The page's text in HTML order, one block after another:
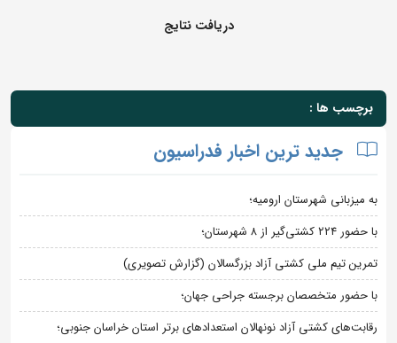
دریافت نتایج
برچسب ها :
جدید ترین اخبار فدراسیون
به میزبانی شهرستان ارومیه؛
با حضور ۲۲۴ کشتی‌گیر از ۸ شهرستان؛
تمرین تیم ملی کشتی آزاد بزرگسالان (گزارش تصویری)
با حضور متخصصان برجسته جراحی جهان؛
رقابت‌های کشتی آزاد نونهالان استعدادهای برتر استان خراسان جنوبی؛